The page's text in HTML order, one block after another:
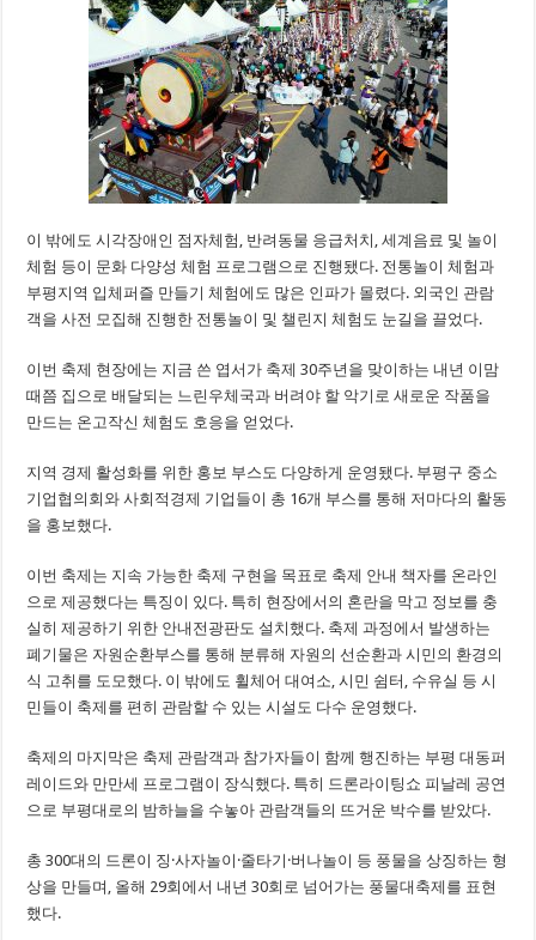
이 밖에도 시각장애인 점자체험, 반려동물 응급처치, 세계음료 및 놀이
체험 등이 문화 다양성 체험 프로그램으로 진행됐다. 전통놀이 체험과
부평지역 입체퍼즐 만들기 체험에도 많은 인파가 몰렸다. 외국인 관람
객을 사전 모집해 진행한 전통놀이 및 챌린지 체험도 눈길을 끌었다.
이번 축제 현장에는 지금 쓴 엽서가 축제 30주년을 맞이하는 내년 이맘
때쯤 집으로 배달되는 느린우체국과 버려야 할 악기로 새로운 작품을
만드는 온고작신 체험도 호응을 얻었다.
지역 경제 활성화를 위한 홍보 부스도 다양하게 운영됐다. 부평구 중소
기업협의회와 사회적경제 기업들이 총 16개 부스를 통해 저마다의 활동
을 홍보했다.
이번 축제는 지속 가능한 축제 구현을 목표로 축제 안내 책자를 온라인
으로 제공했다는 특징이 있다. 특히 현장에서의 혼란을 막고 정보를 충
실히 제공하기 위한 안내전광판도 설치했다. 축제 과정에서 발생하는
폐기물은 자원순환부스를 통해 분류해 자원의 선순환과 시민의 환경의
식 고취를 도모했다. 이 밖에도 휠체어 대여소, 시민 쉼터, 수유실 등 시
민들이 축제를 편히 관람할 수 있는 시설도 다수 운영했다.
축제의 마지막은 축제 관람객과 참가자들이 함께 행진하는 부평 대동퍼
레이드와 만만세 프로그램이 장식했다. 특히 드론라이팅쇼 피날레 공연
으로 부평대로의 밤하늘을 수놓아 관람객들의 뜨거운 박수를 받았다.
총 300대의 드론이 징·사자놀이·줄타기·버나놀이 등 풍물을 상징하는 형
상을 만들며, 올해 29회에서 내년 30회로 넘어가는 풍물대축제를 표현
했다.